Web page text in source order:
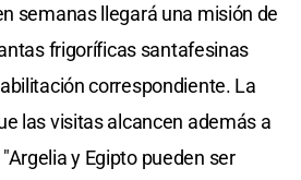
semanas llegará una misión de
frigoríficas santafesinas
correspondiente. La
las visitas alcancen además a
y Egipto pueden ser